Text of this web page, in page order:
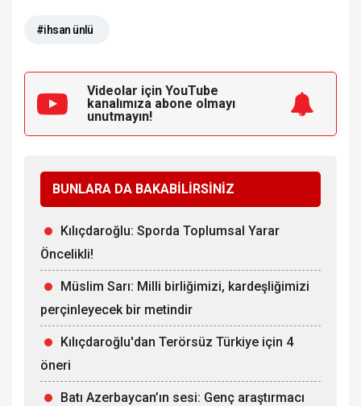
#ihsan ünlü
Videolar için YouTube
kanalımıza abone olmayı
unutmayın!
BUNLARA DA BAKABİLİRSİNİZ
Kılıçdaroğlu: Sporda Toplumsal Yarar
Öncelikli!
Müslim Sarı: Milli birliğimizi, kardeşliğimizi
perçinleyecek bir metindir
Kılıçdaroğlu'dan Terörsüz Türkiye için 4
öneri
Batı Azerbaycan’ın sesi: Genç araştırmacı